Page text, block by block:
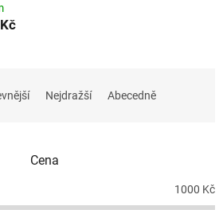
Nejdražší Abecedně
Cena
1000 Kč